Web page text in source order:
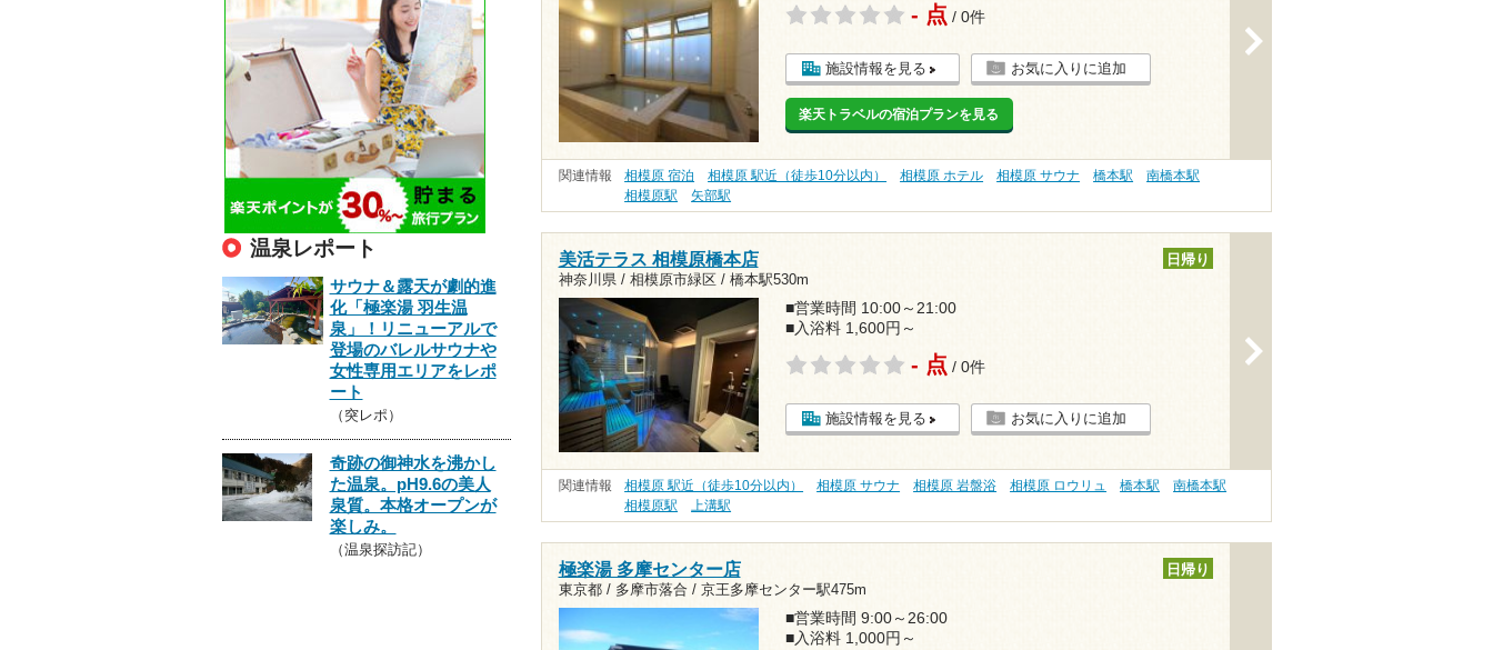
- 点 / 0件
施設情報を見る お気に入りに追加
楽天トラベルの宿泊プランを見る
関連情報 相模原 宿泊 相模原 駅近（徒歩10分以内） 相模原 ホテル 相模原 サウナ 橋本駅
南橋本駅
相模原駅
矢部駅
美活テラス 相模原橋本店
神奈川県 / 相模原市緑区 / 橋本駅530m
日帰り
■営業時間 10:00～21:00
■入浴料 1,600円～
- 点 / 0件
施設情報を見る お気に入りに追加
関連情報 相模原 駅近（徒歩10分以内） 相模原 サウナ 相模原 岩盤浴 相模原 ロウリュ 橋本駅
南橋本駅
相模原駅
上溝駅
極楽湯 多摩センター店
東京都 / 多摩市落合 / 京王多摩センター駅475m
日帰り
■営業時間 9:00～26:00
■入浴料 1,000円～
温泉レポート
サウナ＆露天が劇的進
化「極楽湯 羽生温
泉」！リニューアルで
登場のバレルサウナや
女性専用エリアをレポ
ート
（突レポ）
奇跡の御神水を沸かし
た温泉。pH9.6の美人
泉質。本格オープンが
楽しみ。
（温泉探訪記）